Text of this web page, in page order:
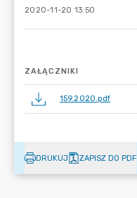
2020-11-20 13:50
ZAŁĄCZNIKI
159.2020.pdf
DRUKUJ ZAPISZ DO PDF